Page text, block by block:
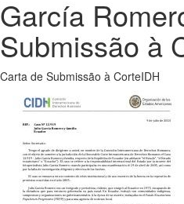
García
Submissão à
Carta de Submissão à CorteIDH